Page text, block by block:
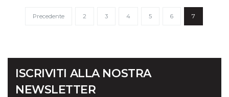
Precedente 2 3 4 5 6 7
ISCRIVITI ALLA NOSTRA
NEWSLETTER